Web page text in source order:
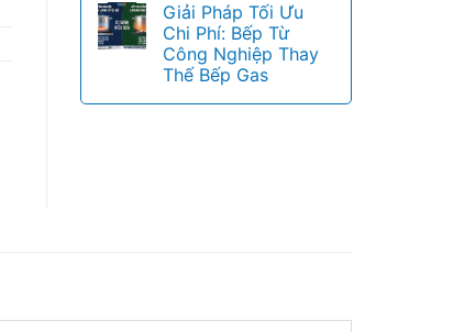
Giải Pháp Tối Ưu
Chi Phí: Bếp Từ
Công Nghiệp Thay
Thế Bếp Gas